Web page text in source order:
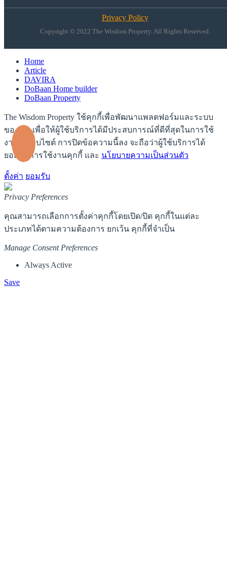
Privacy Policy
Copyright © 2022 The Wisdom Property. All Rights Reserved.
Home
Article
DAVIRA
DoBaan Home builder
DoBaan Property
The Wisdom Property ใช้คุกกี้เพื่อพัฒนาแพลตฟอร์มและระบบ
ของเรา เพื่อให้ผู้ใช้บริการได้มีประสบการณ์ที่ดีที่สุดในการใช้
งานบนเว็บไซต์ การปิดข้อความนี้ลง จะถือว่าผู้ใช้บริการได้
ยอมรับการใช้งานคุกกี้ และ นโยบายความเป็นส่วนตัว
ตั้งค่า ยอมรับ
Privacy Preferences
คุณสามารถเลือกการตั้งค่าคุกกี้โดยเปิด/ปิด คุกกี้ในแต่ละ
ประเภทได้ตามความต้องการ ยกเว้น คุกกี้ที่จำเป็น
Manage Consent Preferences
Always Active
Save